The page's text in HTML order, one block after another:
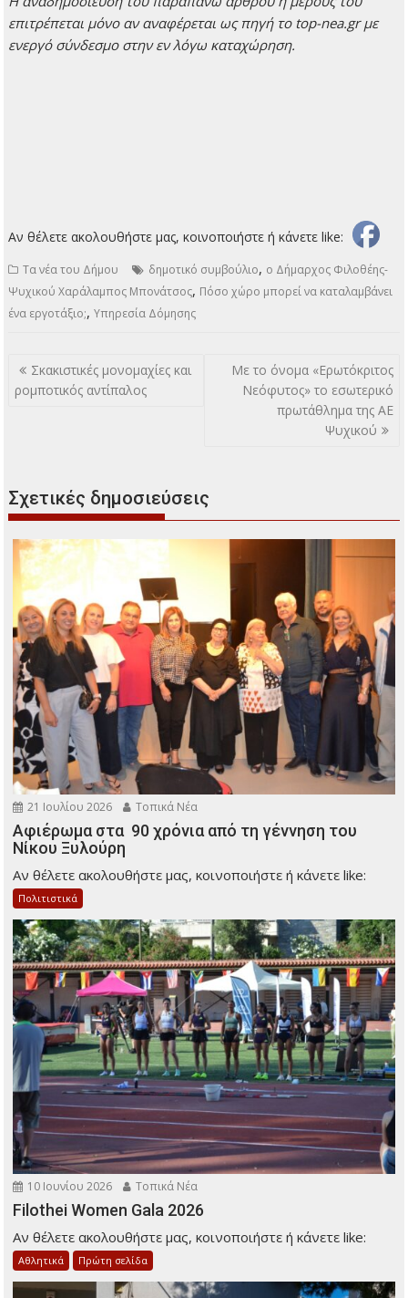
επιτρέπεται μόνο αν αναφέρεται ως πηγή το top-nea.gr με
ενεργό σύνδεσμο στην εν λόγω καταχώρηση.
Αν θέλετε ακολουθήστε μας, κοινοποιήστε ή κάνετε like:
Τα νέα του Δήμου δημοτικό συμβούλιο, ο Δήμαρχος Φιλοθέης-
Ψυχικού Χαράλαμπος Μπονάτσος, Πόσο χώρο μπορεί να καταλαμβάνει
ένα εργοτάξιο;,Υπηρεσία Δόμησης
Πλοήγηση
άρθρων
Σκακιστικές μονομαχίες και
ρομποτικός αντίπαλος
Με το όνομα «Ερωτόκριτος
Νεόφυτος» το εσωτερικό
πρωτάθλημα της ΑΕ
Ψυχικού
Σχετικές δημοσιεύσεις
21 Ιουλίου 2026 Τοπικά Νέα
Αφιέρωμα στα 90 χρόνια από τη γέννηση του
Νίκου Ξυλούρη
Αν θέλετε ακολουθήστε μας, κοινοποιήστε ή κάνετε like:
Πολιτιστικά
10 Ιουνίου 2026 Τοπικά Νέα
Filothei Women Gala 2026
Αν θέλετε ακολουθήστε μας, κοινοποιήστε ή κάνετε like:
Αθλητικά Πρώτη σελίδα